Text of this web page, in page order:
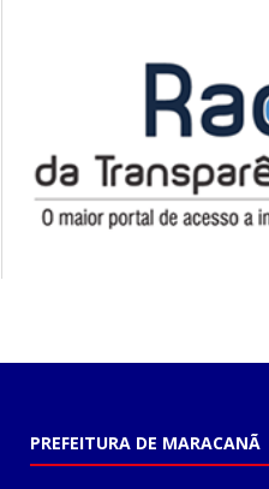
PREFEITURA DE MARACANÃ